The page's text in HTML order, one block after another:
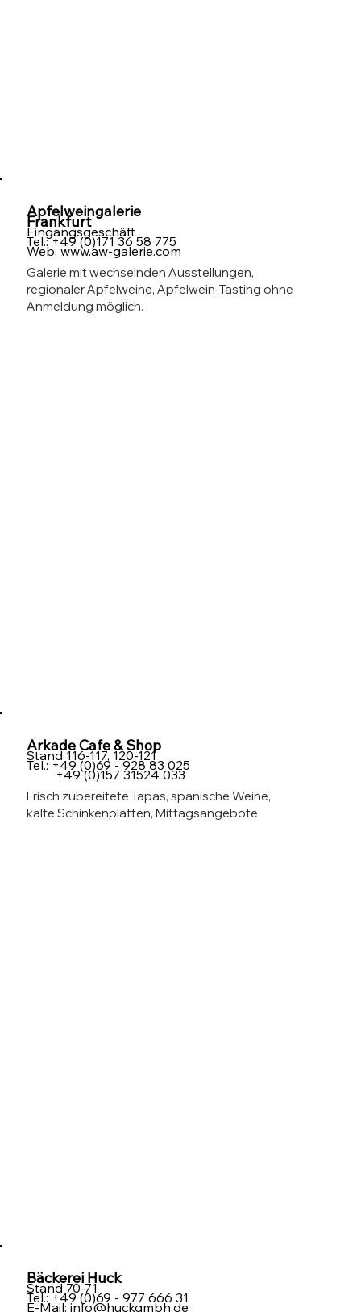
Apfelweingalerie
Frankfurt
Eingangsgeschäft
Tel.: +49 (0)171 36 58 775
Web:www.aw-galerie.com
Galerie mit wechselnden Ausstellungen,
regionaler Apfelweine, Apfelwein-Tasting ohne
Anmeldung möglich.
Arkade Cafe & Shop
Stand 116-117, 120-121
Tel.: +49 (0)69 - 928 83 025
+49 (0)157 31524 033
Frisch zubereitete Tapas, spanische Weine,
kalte Schinkenplatten, Mittagsangebote
Bäckerei Huck
Stand 70-71
Tel.: +49 (0)69 - 977 666 31
E-Mail:info@huckgmbh.de